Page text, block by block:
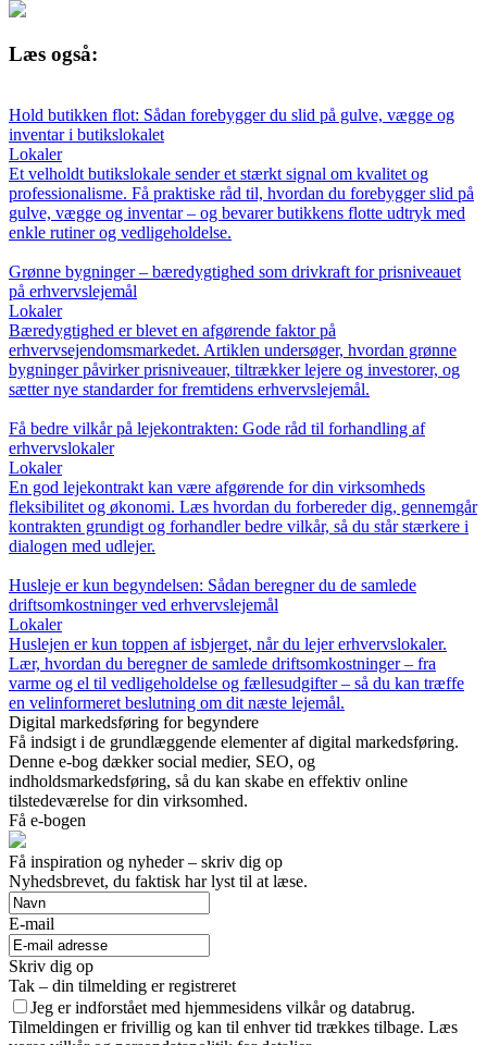
Læs også:
Hold butikken flot: Sådan forebygger du slid på gulve, vægge og
inventar i butikslokalet
Lokaler
Et velholdt butikslokale sender et stærkt signal om kvalitet og
professionalisme. Få praktiske råd til, hvordan du forebygger slid på
gulve, vægge og inventar – og bevarer butikkens flotte udtryk med
enkle rutiner og vedligeholdelse.
Grønne bygninger – bæredygtighed som drivkraft for prisniveauet
på erhvervslejemål
Lokaler
Bæredygtighed er blevet en afgørende faktor på
erhvervsejendomsmarkedet. Artiklen undersøger, hvordan grønne
bygninger påvirker prisniveauer, tiltrækker lejere og investorer, og
sætter nye standarder for fremtidens erhvervslejemål.
Få bedre vilkår på lejekontrakten: Gode råd til forhandling af
erhvervslokaler
Lokaler
En god lejekontrakt kan være afgørende for din virksomheds
fleksibilitet og økonomi. Læs hvordan du forbereder dig, gennemgår
kontrakten grundigt og forhandler bedre vilkår, så du står stærkere i
dialogen med udlejer.
Husleje er kun begyndelsen: Sådan beregner du de samlede
driftsomkostninger ved erhvervslejemål
Lokaler
Huslejen er kun toppen af isbjerget, når du lejer erhvervslokaler.
Lær, hvordan du beregner de samlede driftsomkostninger – fra
varme og el til vedligeholdelse og fællesudgifter – så du kan træffe
en velinformeret beslutning om dit næste lejemål.
Digital markedsføring for begyndere
Få indsigt i de grundlæggende elementer af digital markedsføring.
Denne e-bog dækker social medier, SEO, og
indholdsmarkedsføring, så du kan skabe en effektiv online
tilstedeværelse for din virksomhed.
Få e-bogen
Få inspiration og nyheder – skriv dig op
Nyhedsbrevet, du faktisk har lyst til at læse.
E-mail
Skriv dig op
Tak – din tilmelding er registreret
Jeg er indforstået med hjemmesidens vilkår og databrug.
Tilmeldingen er frivillig og kan til enhver tid trækkes tilbage. Læs